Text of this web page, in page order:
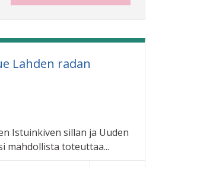
Lahden radan
Istuinkiven sillan ja Uuden
mahdollista toteuttaa...